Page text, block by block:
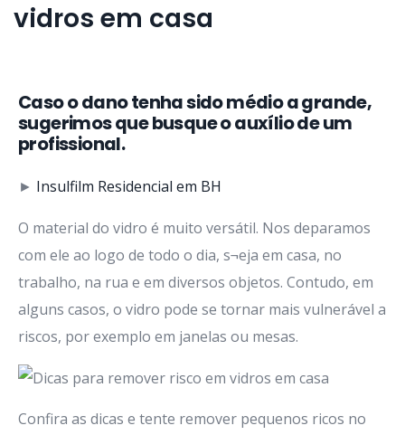
vidros em casa
Caso o dano tenha sido médio a grande,
sugerimos que busque o auxílio de um
profissional.
► Insulfilm Residencial em BH
O material do vidro é muito versátil. Nos deparamos
com ele ao logo de todo o dia, s¬eja em casa, no
trabalho, na rua e em diversos objetos. Contudo, em
alguns casos, o vidro pode se tornar mais vulnerável a
riscos, por exemplo em janelas ou mesas.
Confira as dicas e tente remover pequenos ricos no